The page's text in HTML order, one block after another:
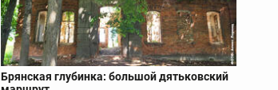
Брянская глубинка: большой дятьковский